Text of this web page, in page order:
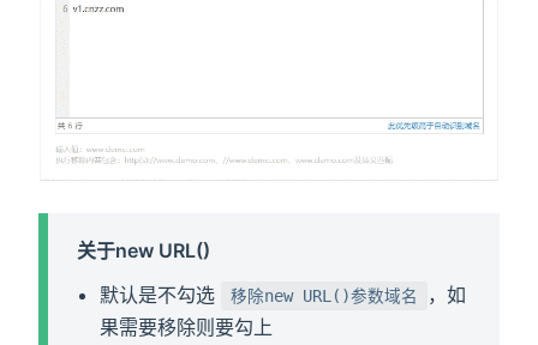
关于new URL()
默认是不勾选
移除new URL()参数域名
，如
果需要移除则要勾上